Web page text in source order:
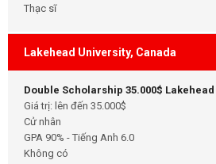
Thạc sĩ
Lakehead University, Canada
Double Scholarship 35.000$ Lakehead
Giá trị: lên đến 35.000$
Cử nhân
GPA 90% - Tiếng Anh 6.0
Không có